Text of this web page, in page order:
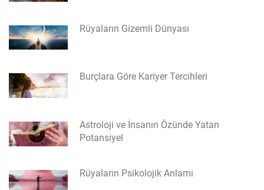
Rüyaların Gizemli Dünyası
Burçlara Göre Kariyer Tercihleri
Astroloji ve İnsanın Özünde Yatan
Potansiyel
Rüyaların Psikolojik Anlamı